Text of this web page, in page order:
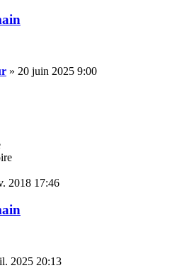
» 20 juin 2025 9:00
2018 17:46
2025 20:13